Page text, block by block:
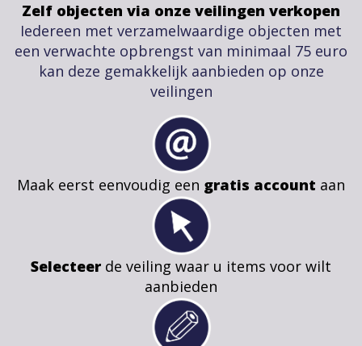
Zelf objecten via onze veilingen verkopen
Iedereen met verzamelwaardige objecten met
een verwachte opbrengst van minimaal 75 euro
kan deze gemakkelijk aanbieden op onze
veilingen
Maak eerst eenvoudig een gratis account aan
Selecteer de veiling waar u items voor wilt
aanbieden